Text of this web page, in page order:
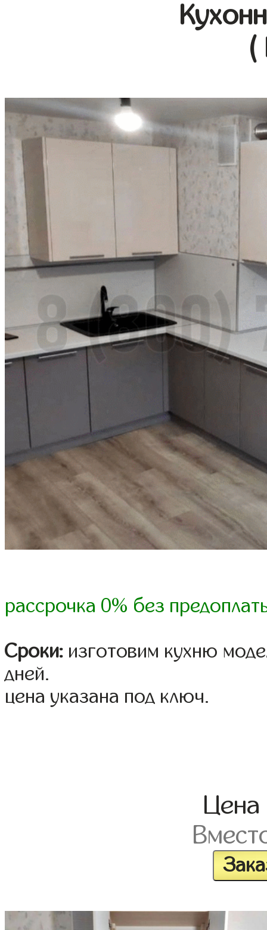
(
рассрочка 0% без
Сроки: изготовим кухню
дней.
цена указана под ключ.
Цена